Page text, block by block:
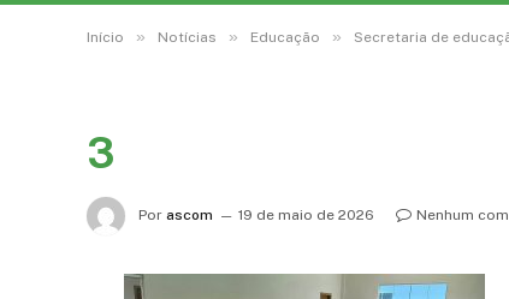
Início » Notícias » Educação » Secretaria de
3
Por ascom 19 de maio de 2026 Nenhum